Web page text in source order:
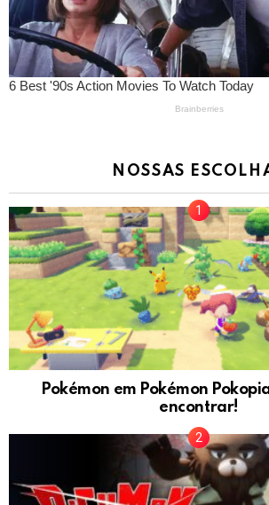
NOSSAS
Pokémon em Pokémon
encontrar!